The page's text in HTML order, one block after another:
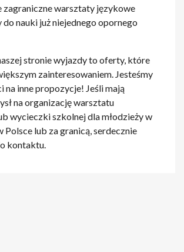
zagraniczne warsztaty językowe
do nauki już niejednego opornego
stronie wyjazdy to oferty, które
zainteresowaniem. Jesteśmy
na inne propozycje! Jeśli mają
na organizację warsztatu
wycieczki szkolnej dla młodzieży w
Polsce lub za granicą, serdecznie
kontaktu.